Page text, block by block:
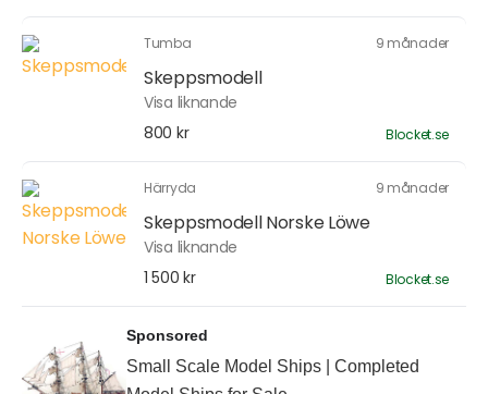
Tumba 9 månader
Skeppsmodell
Visa liknande
800 kr
Blocket.se
Härryda 9 månader
Skeppsmodell Norske Löwe
Visa liknande
1 500 kr
Blocket.se